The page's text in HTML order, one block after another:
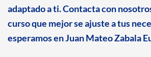
adaptado a ti. Contacta con
curso que mejor se ajuste a tus
esperamos en Juan Mateo Zabala